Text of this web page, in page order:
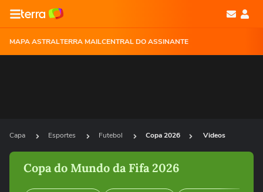
MAPA ASTRALTERRA MAILCENTRAL DO ASSINANTE
Capa Esportes Futebol Copa 2026 Videos
Copa do Mundo da Fifa 2026